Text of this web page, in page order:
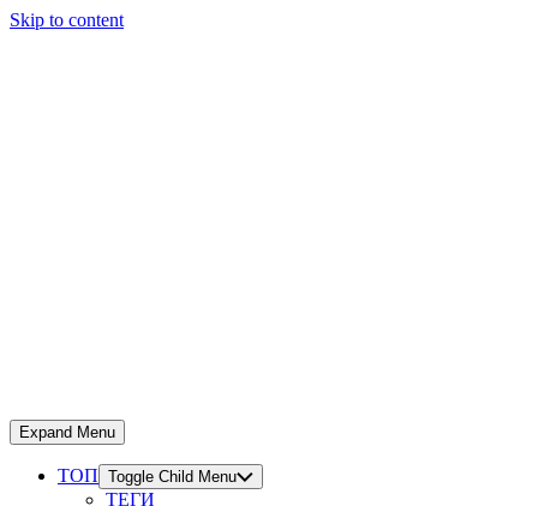
Skip to content
Expand Menu
ТОП Toggle Child Menu
ТЕГИ